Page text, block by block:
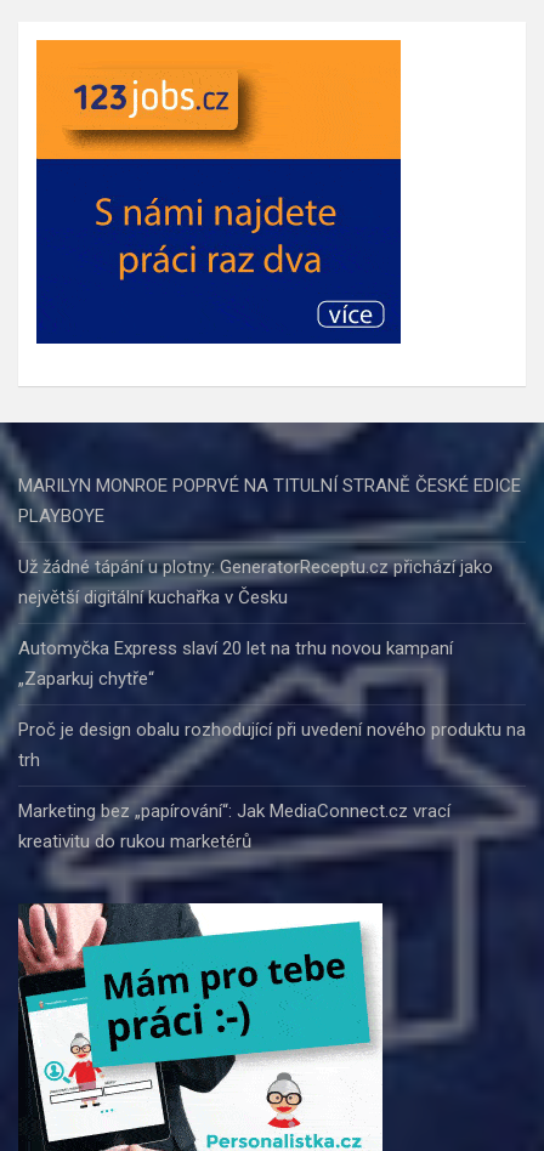
MARILYN MONROE POPRVÉ NA TITULNÍ STRANĚ ČESKÉ EDICE
PLAYBOYE
Už žádné tápání u plotny: GeneratorReceptu.cz přichází jako
největší digitální kuchařka v Česku
Automyčka Express slaví 20 let na trhu novou kampaní
„Zaparkuj chytře“
Proč je design obalu rozhodující při uvedení nového produktu na
trh
Marketing bez „papírování“: Jak MediaConnect.cz vrací
kreativitu do rukou marketérů